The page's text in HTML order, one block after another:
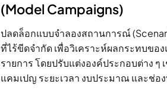
(Model Campaigns)
ปลดล็อกแบบจำลองสถานการณ์
ที่ไร้ขีดจำกัด เพื่อวิเคราะห์ผลกระทบขอ
รายการ โดยปรับแต่งองค์ประกอบต่าง ๆ
แคมเปญ ระยะเวลา งบประมาณ และช่อ